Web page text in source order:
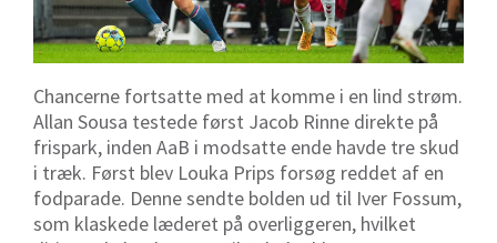
Chancerne fortsatte med at komme i en lind strøm.
Allan Sousa testede først Jacob Rinne direkte på
frispark, inden AaB i modsatte ende havde tre skud
i træk. Først blev Louka Prips forsøg reddet af en
fodparade. Denne sendte bolden ud til Iver Fossum,
som klaskede læderet på overliggeren, hvilket